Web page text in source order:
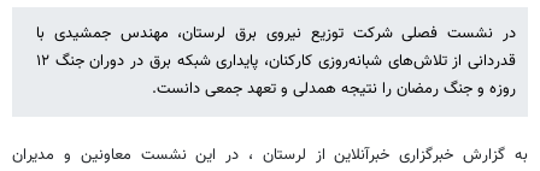
در نشست فصلی شرکت توزیع نیروی برق لرستان، مهندس جمشیدی با
قدردانی از تلاش‌های شبانه‌روزی کارکنان، پایداری شبکه برق در دوران جنگ ۱۲
روزه و جنگ رمضان را نتیجه همدلی و تعهد جمعی دانست.
به گزارش خبرگزاری خبرآنلاین از لرستان ، در این نشست معاونین و مدیران